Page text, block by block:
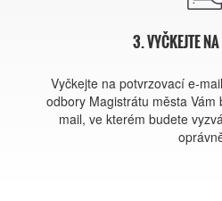
3. VYČKEJTE
Vyčkejte na potvrzovací e-
odbory Magistrátu města
mail, ve kterém budete